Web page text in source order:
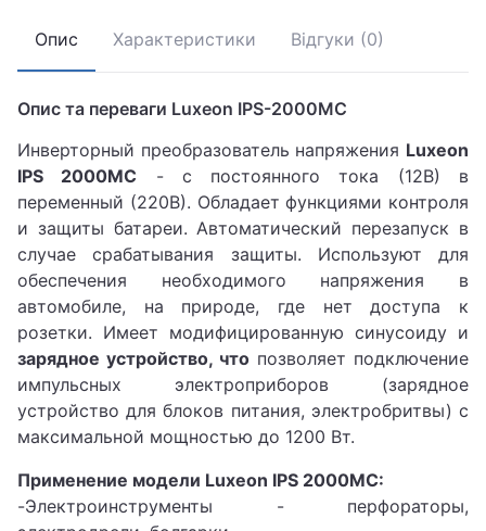
Опис Характеристики Відгуки (0)
Опис та переваги Luxeon IPS-2000MC
Инверторный преобразователь напряжения Luxeon
IPS 2000MC - с постоянного тока (12В) в
переменный (220В). Обладает функциями контроля
и защиты батареи. Автоматический перезапуск в
случае срабатывания защиты. Используют для
обеспечения необходимого напряжения в
автомобиле, на природе, где нет доступа к
розетки. Имеет модифицированную синусоиду и
зарядное устройство, что позволяет подключение
импульсных электроприборов (зарядное
устройство для блоков питания, электробритвы) с
максимальной мощностью до 1200 Вт.
Применение модели Luxeon IPS 2000MC:
-Электроинструменты - перфораторы,